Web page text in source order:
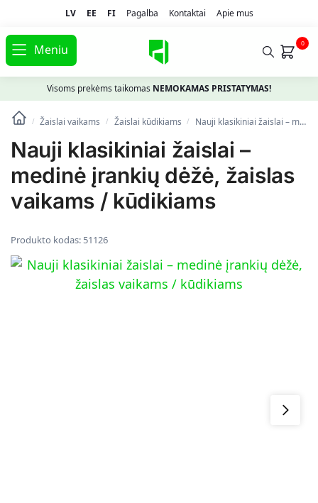
LV EE FI Pagalba Kontaktai Apie mus
Meniu 0
Visoms prekėms taikomas NEMOKAMAS PRISTATYMAS!
/ Žaislai vaikams / Žaislai kūdikiams / Nauji klasikiniai žaislai – medinė įrankių dėžė, žaislas vaikams / kūdikiams
Nauji klasikiniai žaislai –
medinė įrankių dėžė, žaislas
vaikams / kūdikiams
Produkto kodas: 51126